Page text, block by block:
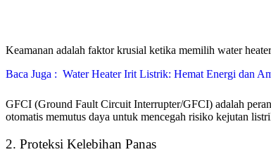
Keamanan adalah faktor krusial ketika memilih water
Baca Juga : Water Heater Irit Listrik: Hemat Energi dan
GFCI (Ground Fault Circuit Interrupter/GFCI) adalah
otomatis memutus daya untuk mencegah risiko kejutan
2. Proteksi Kelebihan Panas